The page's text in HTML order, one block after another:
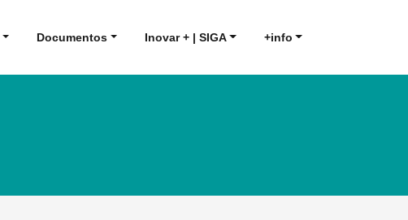
Documentos Inovar + | SIGA +info